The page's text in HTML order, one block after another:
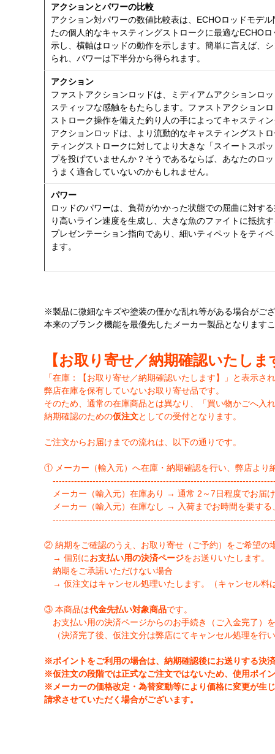
アクションとパワーの比較
アクション対パワーの数値比較表は、ECHOロッドモデ
たの個人的なキャスティングストロークに最適なECHO
示し、横軸はロッドの動作を示します。簡単に言えば、
られ、パワーは下半分から得られます。
アクション
ファストアクションロッドは、ミディアムアクションロ
スティッフな感触をもたらします。ファストアクション
ストローク操作を備えた釣り人の手によってキャスティ
アクションロッドは、より流動的なキャスティングスト
ティングストロークに対してより大きな「スイートスポ
プを投げていませんか？そうであるならば、あなたのロ
うまく適合していないのかもしれません。
パワー
ロッドのパワーは、負荷がかかった状態での屈曲に対す
り高いライン速度を生成し、大きな魚のファイトに抵抗
プレゼンテーション指向であり、細いティペットをティ
ます。
※製品に微細なキズや塗装の僅かな乱れ等がある場合がご
本来のブランク機能を最優先したメーカー製品となります
【お取り寄せ／納期確認いたし
「在庫：【お取り寄せ／納期確認いたします】」と表示さ
弊店在庫を保有していないお取り寄せ品です。
そのため、通常の在庫商品とは異なり、「買い物かごへ入
納期確認のための仮注文としての受付となります。
ご注文からお届けまでの流れは、以下の通りです。
① メーカー（輸入元）へ在庫・納期確認を行い、弊店より
メーカー（輸入元）在庫あり → 通常 2～7日程度でお届け
メーカー（輸入元）在庫なし → 入荷までお時間を要する
② 納期をご確認のうえ、お取り寄せ（ご予約）をご希望の
→ 個別にお支払い用の決済ページをお送りいたします。
納期をご承諾いただけない場合
→ 仮注文はキャンセル処理いたします。（キャンセル料
③ 本商品は代金先払い対象商品です。
お支払い用の決済ページからのお手続き（ご入金完了）を
（決済完了後、仮注文分は弊店にてキャンセル処理を行い
※ポイントをご利用の場合は、納期確認後にお送りする決
※仮注文の段階では正式なご注文ではないため、使用ポイン
※メーカーの価格改定・為替変動等により価格に変更が生
請求させていただく場合がございます。